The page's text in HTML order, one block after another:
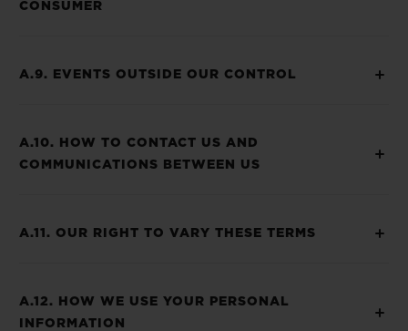
CONSUMER
A.9. EVENTS OUTSIDE OUR CONTROL
A.10. HOW TO CONTACT US AND
COMMUNICATIONS BETWEEN US
A.11. OUR RIGHT TO VARY THESE TERMS
A.12. HOW WE USE YOUR PERSONAL
INFORMATION